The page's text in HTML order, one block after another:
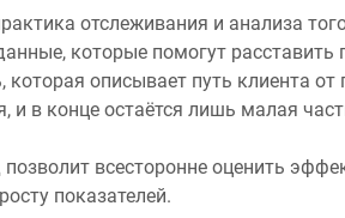
отслеживания и анализа
которые помогут
описывает путь клиента
и в конце остаётся лишь малая
всесторонне оценить
показателей.